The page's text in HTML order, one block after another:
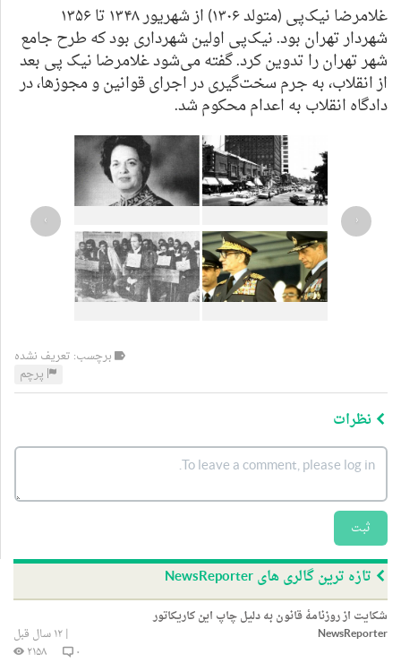
غلامرضا نیک‌پی (متولد ۱۳۰۶) از شهریور ۱۳۴۸ تا ۱۳۵۶
شهردار تهران بود. نیک‌پی اولین شهرداری بود که طرح جامع
شهر تهران را تدوین کرد. گفته می‌شود غلامرضا نیک پی بعد
از انقلاب، به جرم سخت‌گیری در اجرای قوانین و مجوزها، در
دادگاه انقلاب به اعدام محکوم شد.
‹
›
برچسب: تعریف نشده
پرچم
نظرات
ثبت
تازه ترین گالری های NewsReporter
شکایت از روزنامۀ قانون به دلیل چاپ این کاریکاتور
NewsReporter
|۱۲ سال قبل
۰
۲۱۵۸